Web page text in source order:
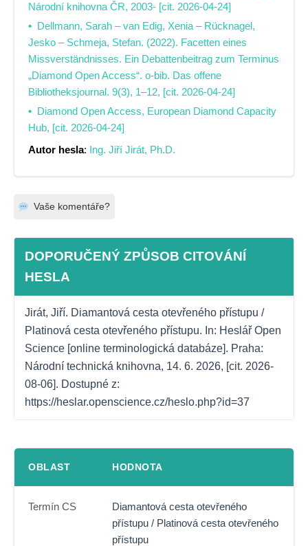
Národní knihovna ČR, 2003- [cit. 2026-04-24]
Dellmann, Sarah – van Edig, Xenia – Rücknagel,
Jesko – Schmeja, Stefan. (2022). Facetten eines
Missverständnisses. Ein Debattenbeitrag zum Terminus
„Diamond Open Access“. o-bib. Das offene
Bibliotheksjournal. 9(3), 1–12, [cit. 2026-04-24]
Diamond Open Access, European Diamond Capacity
Hub, [cit. 2026-04-24]
Autor hesla: Ing. Jiří Jirát, Ph.D.
Vaše komentáře?
DOPORUČENÝ ZPŮSOB CITOVÁNÍ
HESLA
Jirát, Jiří. Diamantová cesta otevřeného přístupu /
Platinová cesta otevřeného přístupu. In: Heslář Open
Science [online terminologická databáze]. Praha:
Národní technická knihovna, 14. 6. 2026, [cit. 2026-
08-06]. Dostupné z:
https://heslar.openscience.cz/heslo.php?id=37
OBLAST HODNOTA
Termín CS
Diamantová cesta otevřeného
přístupu / Platinová cesta otevřeného
přístupu